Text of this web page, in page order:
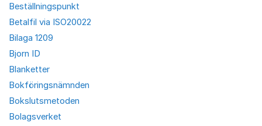
Beställningspunkt
Betalfil via ISO20022
Bilaga 1209
Bjorn ID
Blanketter
Bokföringsnämnden
Bokslutsmetoden
Bolagsverket